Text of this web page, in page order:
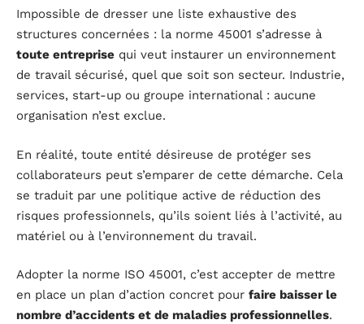
Impossible de dresser une liste exhaustive des
structures concernées : la norme 45001 s’adresse à
toute entreprise qui veut instaurer un environnement
de travail sécurisé, quel que soit son secteur. Industrie,
services, start-up ou groupe international : aucune
organisation n’est exclue.
En réalité, toute entité désireuse de protéger ses
collaborateurs peut s’emparer de cette démarche. Cela
se traduit par une politique active de réduction des
risques professionnels, qu’ils soient liés à l’activité, au
matériel ou à l’environnement du travail.
Adopter la norme ISO 45001, c’est accepter de mettre
en place un plan d’action concret pour faire baisser le
nombre d’accidents et de maladies professionnelles.